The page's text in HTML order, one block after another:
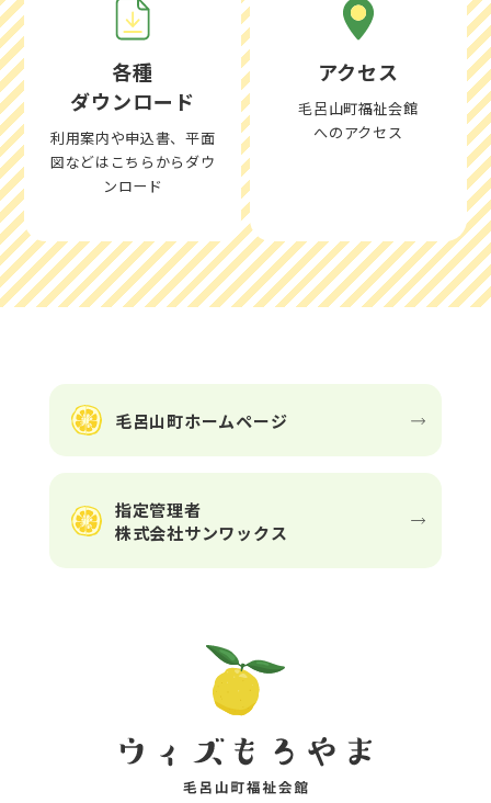
各種
ダウンロード
利用案内や申込書、平面
図などはこちらからダウ
ンロード
アクセス
毛呂山町福祉会館
へのアクセス
毛呂山町ホームページ
指定管理者
株式会社サンワックス